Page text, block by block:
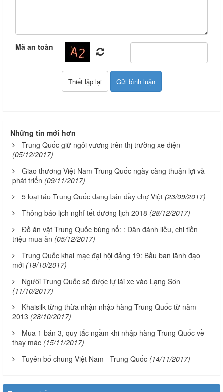
Mã an toàn
Những tin mới hơn
Trung Quốc giữ ngôi vương trên thị trường xe điện
(05/12/2017)
Giao thương Việt Nam-Trung Quốc ngày càng thuận lợi và
phát triển (09/11/2017)
5 loại táo Trung Quốc đang bán đầy chợ Việt (23/09/2017)
Thông báo lịch nghỉ tết dương lịch 2018 (28/12/2017)
Đồ ăn vặt Trung Quốc bùng nổ: : Dân đánh liều, chi tiền
triệu mua ăn (05/12/2017)
Trung Quốc khai mạc đại hội đảng 19: Bầu ban lãnh đạo
mới (19/10/2017)
Người Trung Quốc sẽ được tự lái xe vào Lạng Sơn
(11/10/2017)
Khaisilk từng thừa nhận nhập hàng Trung Quốc từ năm
2013 (28/10/2017)
Mua 1 bán 3, quy tắc ngầm khi nhập hàng Trung Quốc về
thay mác (15/11/2017)
Tuyên bố chung Việt Nam - Trung Quốc (14/11/2017)